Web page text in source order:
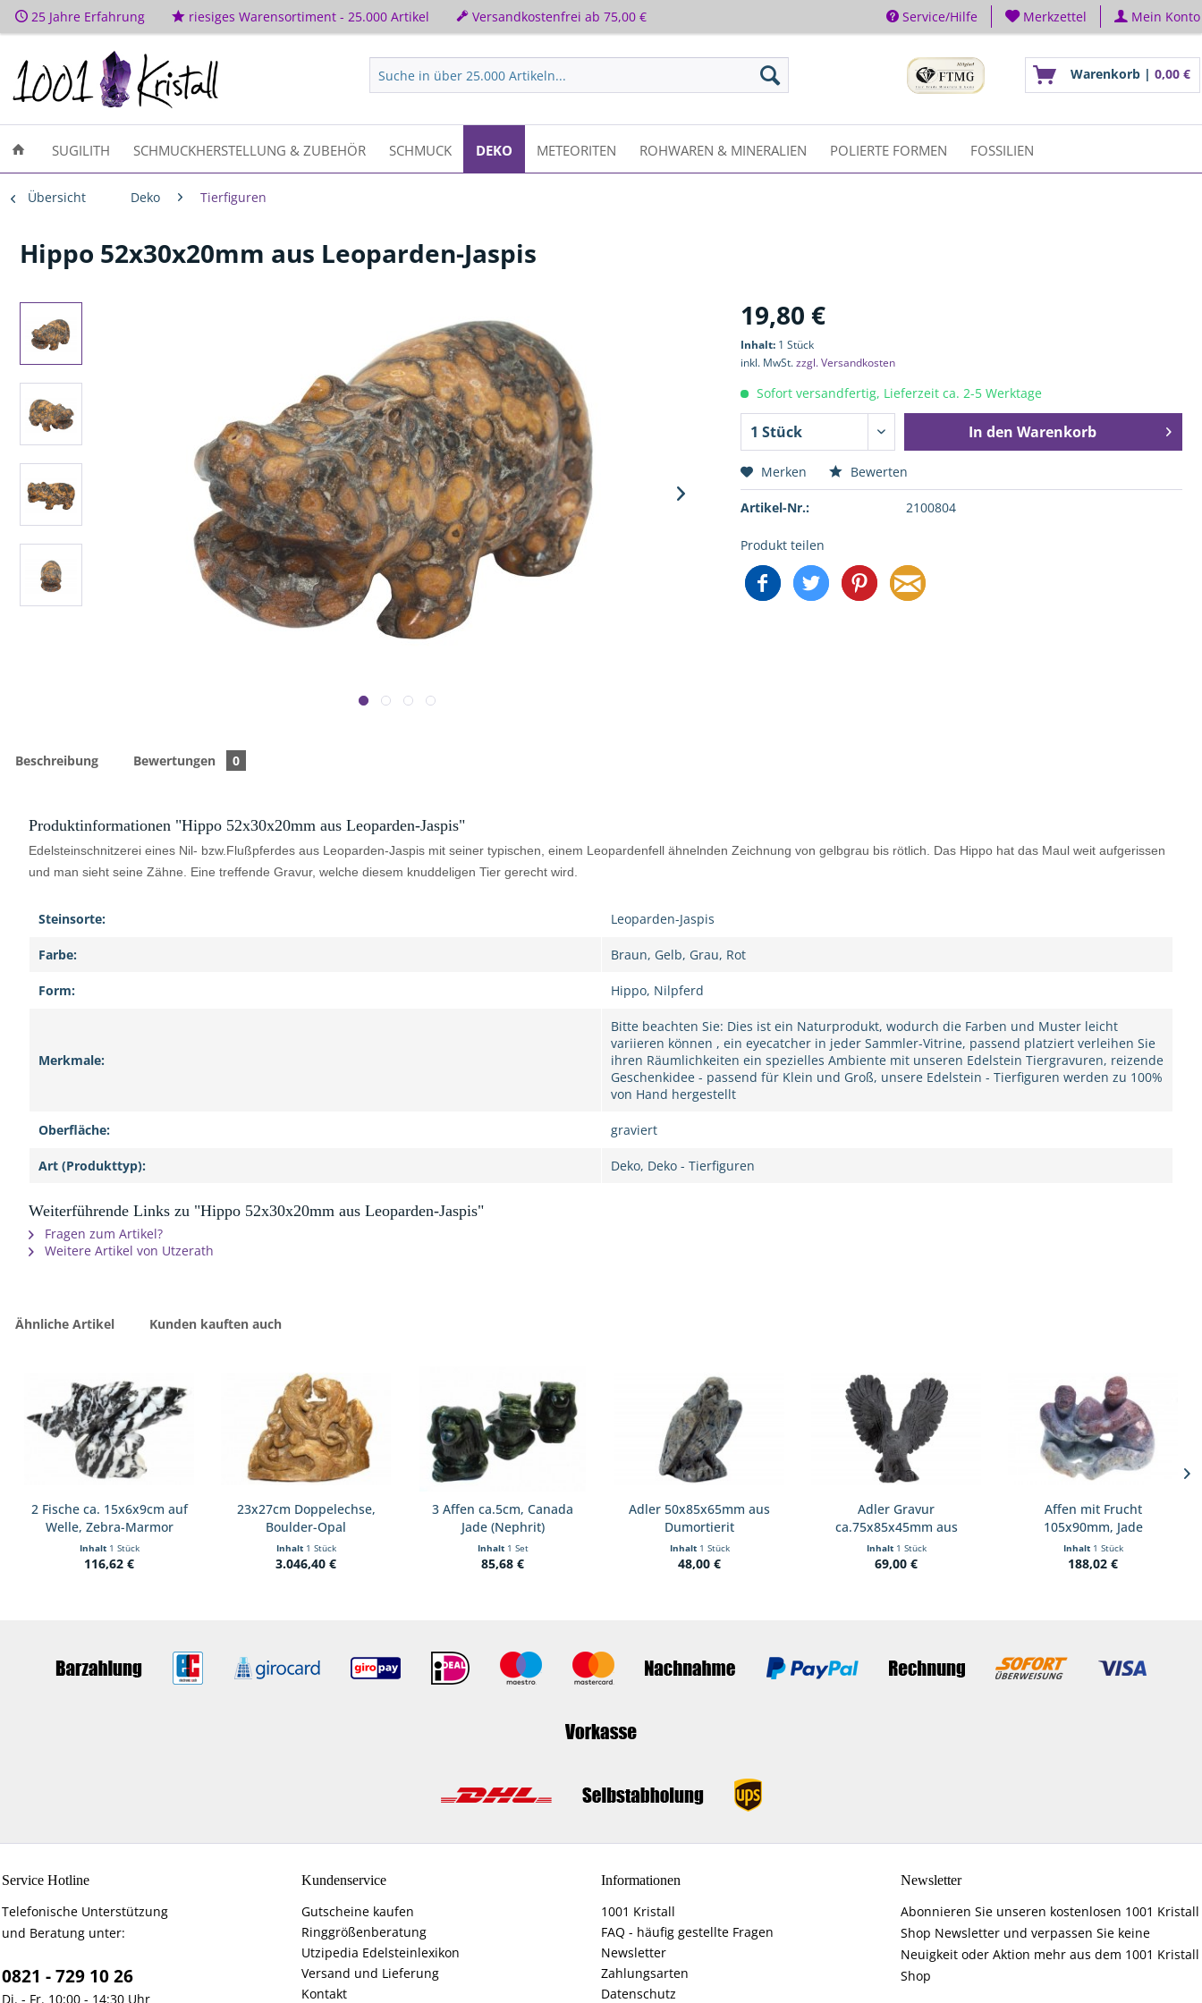
25 Jahre Erfahrung riesiges Warensortiment - 25.000 Artikel Versandkostenfrei ab 75,00 € Service/Hilfe Merkzettel Mein Konto
Warenkorb | 0,00 €
SUGILITH SCHMUCKHERSTELLUNG & ZUBEHÖR SCHMUCK DEKO METEORITEN ROHWAREN & MINERALIEN POLIERTE FORMEN FOSSILIEN
Übersicht Deko Tierfiguren
Hippo 52x30x20mm aus Leoparden-Jaspis
19,80 €
Inhalt: 1 Stück
inkl. MwSt.zzgl. Versandkosten
Sofort versandfertig, Lieferzeit ca. 2-5 Werktage
In den Warenkorb
Merken Bewerten
Artikel-Nr.: 2100804
Produkt teilen
Beschreibung Bewertungen 0
Produktinformationen "Hippo 52x30x20mm aus Leoparden-Jaspis"
Edelsteinschnitzerei eines Nil- bzw.Flußpferdes aus Leoparden-Jaspis mit seiner typischen, einem Leopardenfell ähnelnden Zeichnung von gelbgrau bis rötlich. Das Hippo hat das Maul weit aufgerissen
und man sieht seine Zähne. Eine treffende Gravur, welche diesem knuddeligen Tier gerecht wird.
Steinsorte: Leoparden-Jaspis
Farbe: Braun, Gelb, Grau, Rot
Form: Hippo, Nilpferd
Merkmale:
Bitte beachten Sie: Dies ist ein Naturprodukt, wodurch die Farben und Muster leicht
variieren können , ein eyecatcher in jeder Sammler-Vitrine, passend platziert verleihen Sie
ihren Räumlichkeiten ein spezielles Ambiente mit unseren Edelstein Tiergravuren, reizende
Geschenkidee - passend für Klein und Groß, unsere Edelstein - Tierfiguren werden zu 100%
von Hand hergestellt
Oberfläche: graviert
Art (Produkttyp): Deko, Deko - Tierfiguren
Weiterführende Links zu "Hippo 52x30x20mm aus Leoparden-Jaspis"
Fragen zum Artikel?
Weitere Artikel von Utzerath
Ähnliche Artikel Kunden kauften auch
2 Fische ca. 15x6x9cm auf
Welle, Zebra-Marmor
Inhalt 1 Stück
116,62 €
23x27cm Doppelechse,
Boulder-Opal
Inhalt 1 Stück
3.046,40 €
3 Affen ca.5cm, Canada
Jade (Nephrit)
Inhalt 1 Set
85,68 €
Adler 50x85x65mm aus
Dumortierit
Inhalt 1 Stück
48,00 €
Adler Gravur
ca.75x85x45mm aus
schwarzem Obsidian
Inhalt 1 Stück
69,00 €
Affen mit Frucht
105x90mm, Jade
grün+braunrot
Inhalt 1 Stück
188,02 €
Service Hotline
Telefonische Unterstützung
und Beratung unter:
0821 - 729 10 26
Di. - Fr. 10:00 - 14:30 Uhr
Kundenservice
Gutscheine kaufen
Ringgrößenberatung
Utzipedia Edelsteinlexikon
Versand und Lieferung
Kontakt
Informationen
1001 Kristall
FAQ - häufig gestellte Fragen
Newsletter
Zahlungsarten
Datenschutz
Newsletter
Abonnieren Sie unseren kostenlosen 1001 Kristall
Shop Newsletter und verpassen Sie keine
Neuigkeit oder Aktion mehr aus dem 1001 Kristall
Shop